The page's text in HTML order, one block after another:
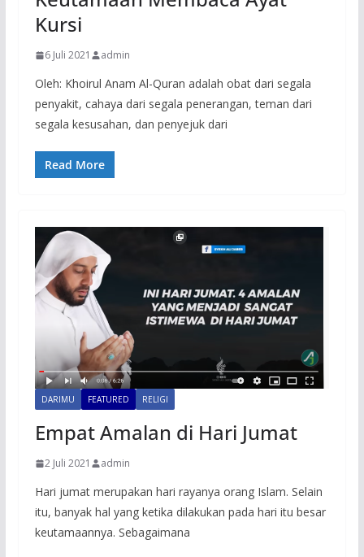
Kursi
6 Juli 2021 admin
Oleh: Khoirul Anam Al-Quran adalah obat dari segala
penyakit, cahaya dari segala penerangan, teman dari
segala kesusahan, dan penyejuk dari
Read More
DARIMU FEATURED RELIGI
Empat Amalan di Hari Jumat
2 Juli 2021 admin
Hari jumat merupakan hari rayanya orang Islam. Selain
itu, banyak hal yang ketika dilakukan pada hari itu besar
keutamaannya. Sebagaimana